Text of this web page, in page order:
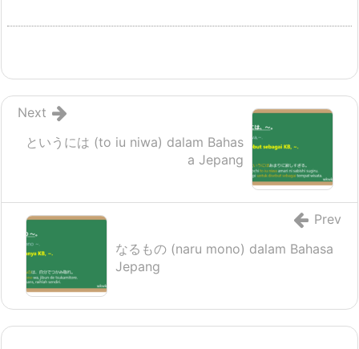
というには (to iu niwa) dalam Bahas
a Jepang
Next
なるもの (naru mono) dalam Bahasa
Jepang
Prev